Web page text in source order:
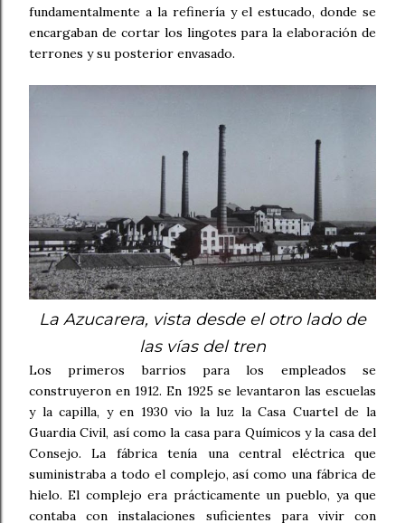
fundamentalmente a la refinería y el estucado, donde se
encargaban de cortar los lingotes para la elaboración de
terrones y su posterior envasado.
La Azucarera, vista desde el otro lado de
las vías del tren
Los primeros barrios para los empleados se
construyeron en 1912. En 1925 se levantaron las escuelas
y la capilla, y en 1930 vio la luz la Casa Cuartel de la
Guardia Civil, así como la casa para Químicos y la casa del
Consejo. La fábrica tenía una central eléctrica que
suministraba a todo el complejo, así como una fábrica de
hielo. El complejo era prácticamente un pueblo, ya que
contaba con instalaciones suficientes para vivir con